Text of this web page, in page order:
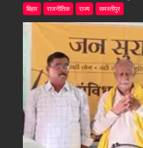
बिहार राजनीतिक राज्य समस्तीपुर